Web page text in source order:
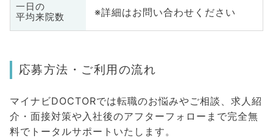
一日の
平均来院数
※詳細はお問い合わせください
応募方法・ご利用の流れ
マイナビDOCTORでは転職のお悩みやご相談、求人紹
介・面接対策や入社後のアフターフォローまで完全無
料でトータルサポートいたします。